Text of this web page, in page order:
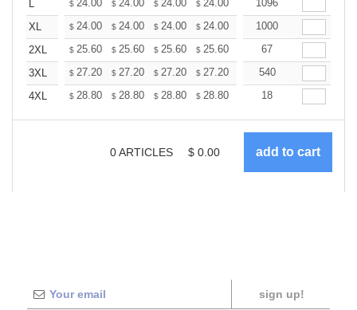
L
$ 24.00 $ 24.00 $ 24.00 $ 24.00 24.00
1096
XL
$ 24.00 $ 24.00 $ 24.00 $ 24.00 24.00
1000
2XL
$ 25.60 $ 25.60 $ 25.60 $ 25.60 25.60
67
3XL
$ 27.20 $ 27.20 $ 27.20 $ 27.20 27.20
540
4XL
$ 28.80 $ 28.80 $ 28.80 $ 28.80 28.80
18
0ARTICLES $ 0.00
sign up!